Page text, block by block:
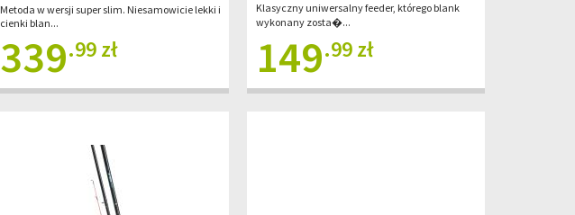
Metoda w wersji super slim. Niesamowicie lekki i
cienki blan...
339.99 zł
Klasyczny uniwersalny feeder, którego blank
wykonany zosta�...
149.99 zł